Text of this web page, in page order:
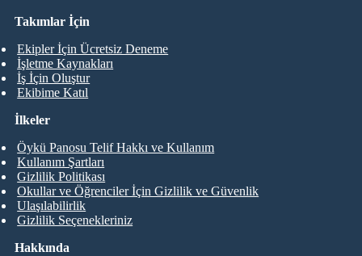
Takımlar İçin
Ekipler İçin Ücretsiz Deneme
İşletme Kaynakları
İş İçin Oluştur
Ekibime Katıl
Hakkında
İlkeler
Öykü Panosu Telif Hakkı ve Kullanım
Kullanım Şartları
Gizlilik Politikası
Okullar ve Öğrenciler İçin Gizlilik ve Güvenlik
Ulaşılabilirlik
Gizlilik Seçenekleriniz